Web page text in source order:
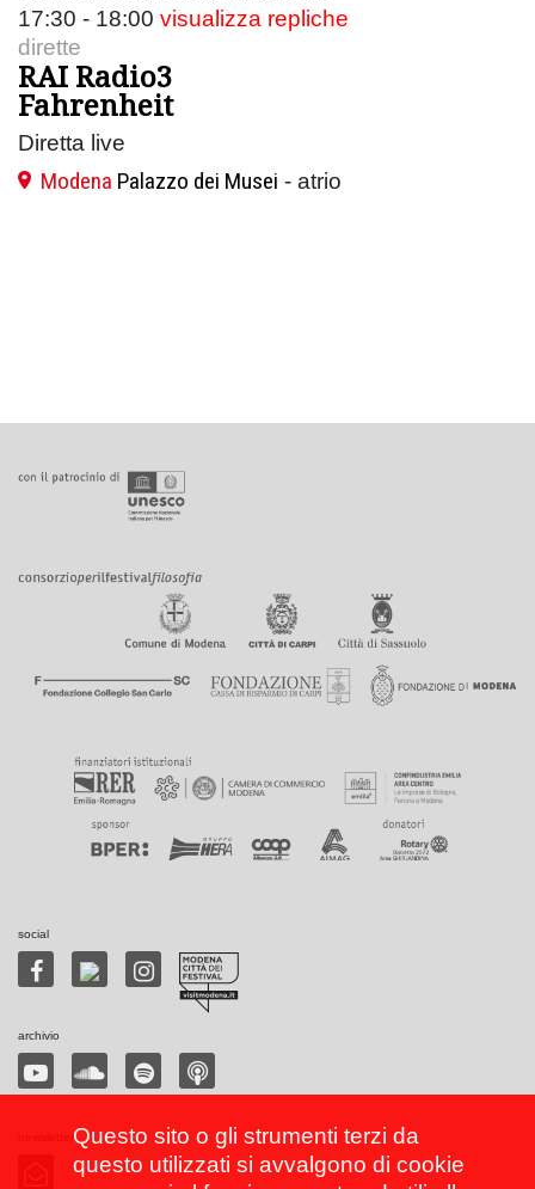
17:30 - 18:00 visualizza repliche
dirette
RAI Radio3
Fahrenheit
Diretta live
Modena Palazzo dei Musei - atrio
social
archivio
Questo sito o gli strumenti terzi da
questo utilizzati si avvalgono di cookie